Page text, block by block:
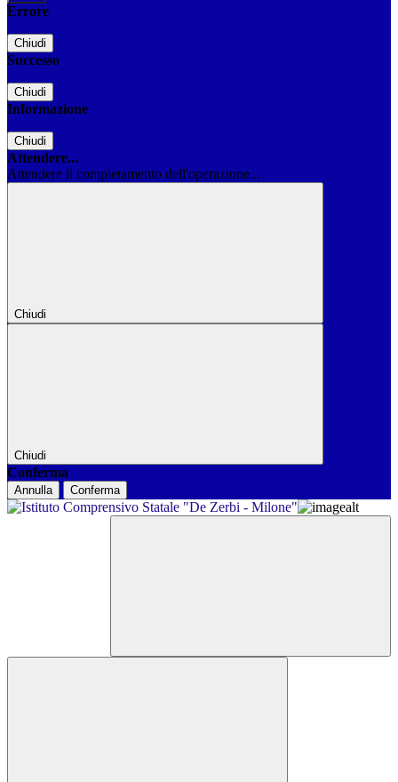
Errore
Chiudi
Successo
Chiudi
Informazione
Chiudi
Attendere...
Attendere il completamento dell'operazione...
Chiudi
Chiudi
Conferma
Annulla Conferma